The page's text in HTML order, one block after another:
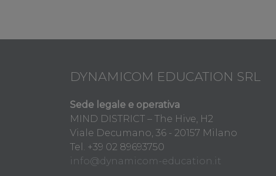
DYNAMICOM EDUCATION SRL
Sede legale e operativa
MIND DISTRICT – The Hive, H2
Viale Decumano, 36 - 20157 Milano
Tel. +39 02 89693750
info@dynamicom-education.it